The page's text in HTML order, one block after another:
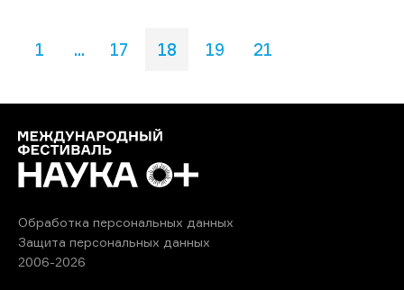
1 ... 17 18 19 21
Обработка персональных данных
Защита персональных данных
2006-2026